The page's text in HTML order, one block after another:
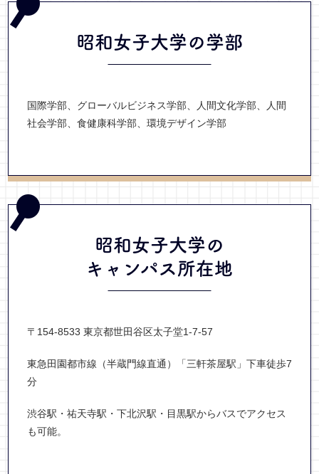
昭和女子大学の学部
国際学部、グローバルビジネス学部、人間文化学部、人間
社会学部、食健康科学部、環境デザイン学部
昭和女子大学の
キャンパス所在地
〒154-8533 東京都世田谷区太子堂1-7-57
東急田園都市線（半蔵門線直通）「三軒茶屋駅」下車徒歩7
分
渋谷駅・祐天寺駅・下北沢駅・目黒駅からバスでアクセス
も可能。